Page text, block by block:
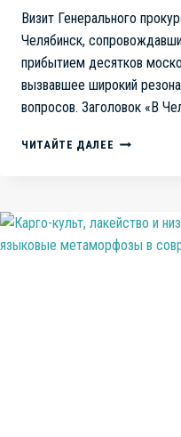
Визит Генерального
Челябинск,
прибытием десятков
вызвавшее широкий
вопросов. Заголовок «В
ЧИТАЙТЕ ДАЛЕЕ В
ПРОВЕРЯЕТ
МЕСТНУЮ